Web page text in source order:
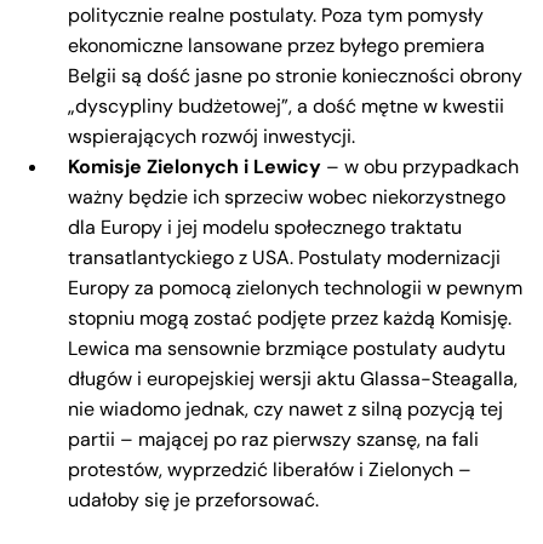
politycznie realne postulaty. Poza tym pomysły
ekonomiczne lansowane przez byłego premiera
Belgii są dość jasne po stronie konieczności obrony
„dyscypliny budżetowej”, a dość mętne w kwestii
wspierających rozwój inwestycji.
Komisje Zielonych i Lewicy– w obu przypadkach
ważny będzie ich sprzeciw wobec niekorzystnego
dla Europy i jej modelu społecznego traktatu
transatlantyckiego z USA. Postulaty modernizacji
Europy za pomocą zielonych technologii w pewnym
stopniu mogą zostać podjęte przez każdą Komisję.
Lewica ma sensownie brzmiące postulaty audytu
długów i europejskiej wersji aktu Glassa-Steagalla,
nie wiadomo jednak, czy nawet z silną pozycją tej
partii – mającej po raz pierwszy szansę, na fali
protestów, wyprzedzić liberałów i Zielonych –
udałoby się je przeforsować.